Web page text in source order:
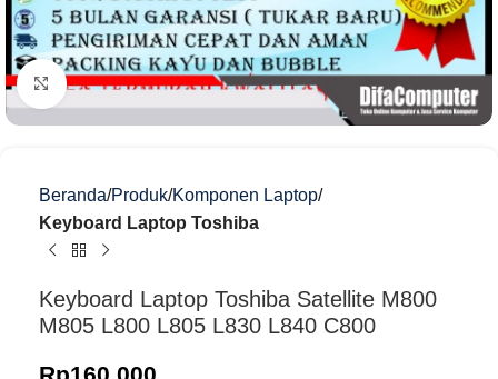
Klik untuk memperbesar
Beranda Produk Komponen Laptop
Keyboard Laptop Toshiba
Keyboard Laptop Toshiba Satellite M800
M805 L800 L805 L830 L840 C800